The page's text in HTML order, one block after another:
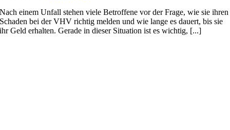
Nach einem Unfall stehen viele Betroffene vor der Frage, wie sie ihren
Schaden bei der VHV richtig melden und wie lange es dauert, bis sie
ihr Geld erhalten. Gerade in dieser Situation ist es wichtig, [...]